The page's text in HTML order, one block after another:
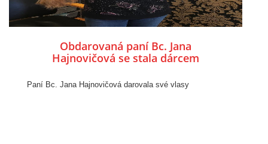
Obdarovaná paní Bc. Jana
Hajnovičová se stala dárcem
Paní Bc. Jana Hajnovičová darovala své vlasy